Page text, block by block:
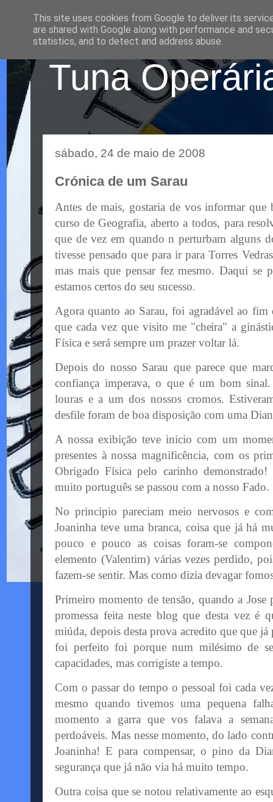
Tuna
sábado, 24 de maio de 2008
Crónica de um Sarau
Antes de mais, gostaria de vos informar que
curso de Geografia, aberto a todos, para
que de vez em quando n perturbam alguns
tivesse pensado que para ir para Torres
mas mais que pensar fez mesmo. Daqui se
estamos certos do seu sucesso.
Agora quanto ao Sarau, foi agradável ao fim
que cada vez que visito me "cheira" a
Física e será sempre um prazer voltar lá.
Depois do nosso Sarau que parece que
confiança imperava, o que é um bom
louras e a um dos nossos cromos.
desfile foram de boa disposição com uma
A nossa exibição teveinicio com um
presentes à nossamagnificência, com os
Obrigado Física pelo carinho
muito português se passou com a nosso Fado.
No principio pareciam meio nervosos e
Joaninha teve uma branca, coisa que já há
pouco e pouco as coisas foram-se
elemento (Valentim) várias vezes perdido,
fazem-se sentir. Mas como dizia devagar
Primeiro momento de tensão, quando a Jose
promessa feita neste blog que desta vez
miúda, depois desta prova acredito que que já
foi perfeito foi porque num milésimo de
capacidades, mas corrigiste a tempo.
Com o passar do tempo o pessoal foi cada
mesmo quando tivemos uma pequena
momento a garra que vos falava a
perdoáveis. Mas nesse momento, do lado
Joaninha! E para compensar, o pino da
segurança que já não via há muito tempo.
Outra coisa que se notou relativamente ao
This site uses cookies from Google to deliver its
are shared with Google along with performance and
statistics, and to detect and address abuse.